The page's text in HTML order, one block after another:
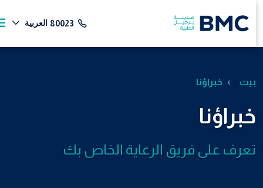
80023 العربية
بيت خبراؤنا
خبراؤنا
تعرف على فريق الرعاية الخاص بك